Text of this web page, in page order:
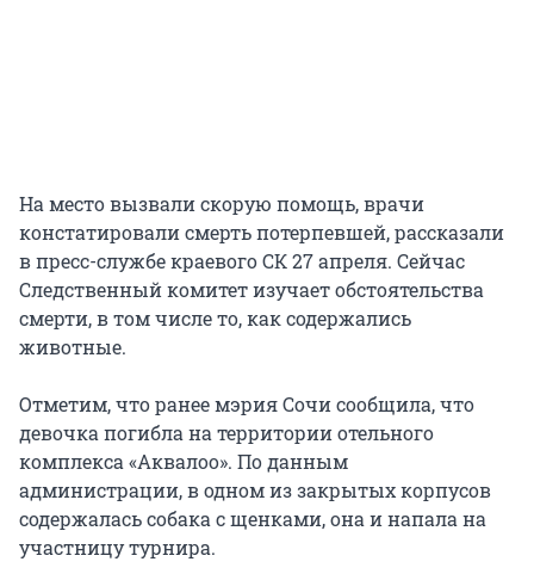
На место вызвали скорую помощь, врачи
констатировали смерть потерпевшей, рассказали
в пресс-службе краевого СК 27 апреля. Сейчас
Следственный комитет изучает обстоятельства
смерти, в том числе то, как содержались
животные.
Отметим, что ранее мэрия Сочи сообщила, что
девочка погибла на территории отельного
комплекса «Аквалоо». По данным
администрации, в одном из закрытых корпусов
содержалась собака с щенками, она и напала на
участницу турнира.